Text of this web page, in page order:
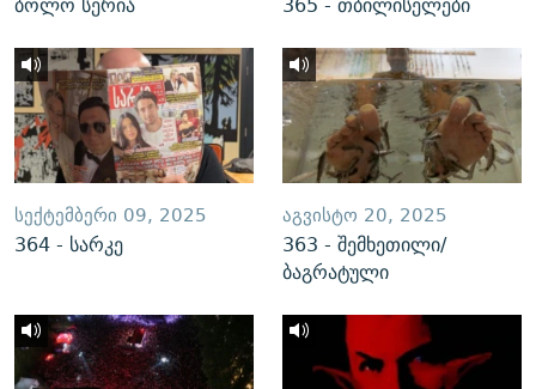
ᲡᲔᲥᲢᲔᲛᲑᲔᲠᲘ 09, 2025
364 - სარკე
ᲐᲒᲕᲘᲡᲢᲝ 20, 2025
363 - შემხეთილი/
ბაგრატული